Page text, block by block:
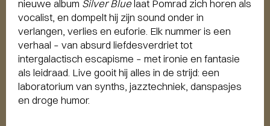
nieuwe album Silver Blue laat Pomrad zich horen als
vocalist, en dompelt hij zijn sound onder in
verlangen, verlies en euforie. Elk nummer is een
verhaal – van absurd liefdesverdriet tot
intergalactisch escapisme – met ironie en fantasie
als leidraad. Live gooit hij alles in de strijd: een
laboratorium van synths, jazztechniek, danspasjes
en droge humor.